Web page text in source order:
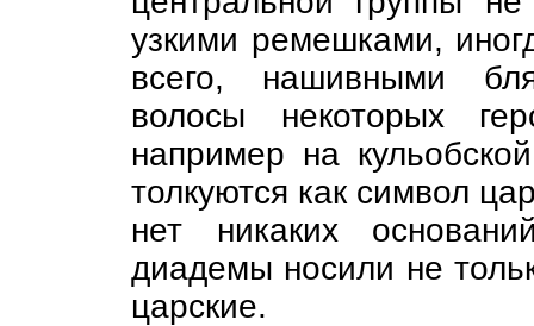
узкими ремешками,
всего, нашивными
волосы некоторых
например на
толкуются как символ
нет никаких
диадемы носили не
царские.